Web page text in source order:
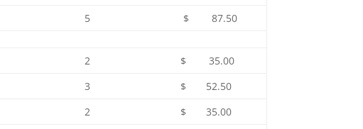
5 $ 87.50
2
$ 35.00
3
$ 52.50
2
$ 35.00